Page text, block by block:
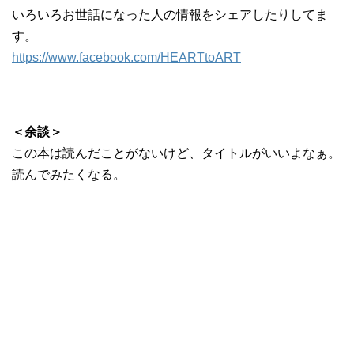
いろいろお世話になった人の情報をシェアしたりしてま
す。
https://www.facebook.com/HEARTtoART
＜余談＞
この本は読んだことがないけど、タイトルがいいよなぁ。
読んでみたくなる。